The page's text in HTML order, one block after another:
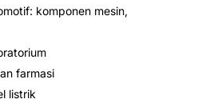
komponen mesin,
farmasi
listrik